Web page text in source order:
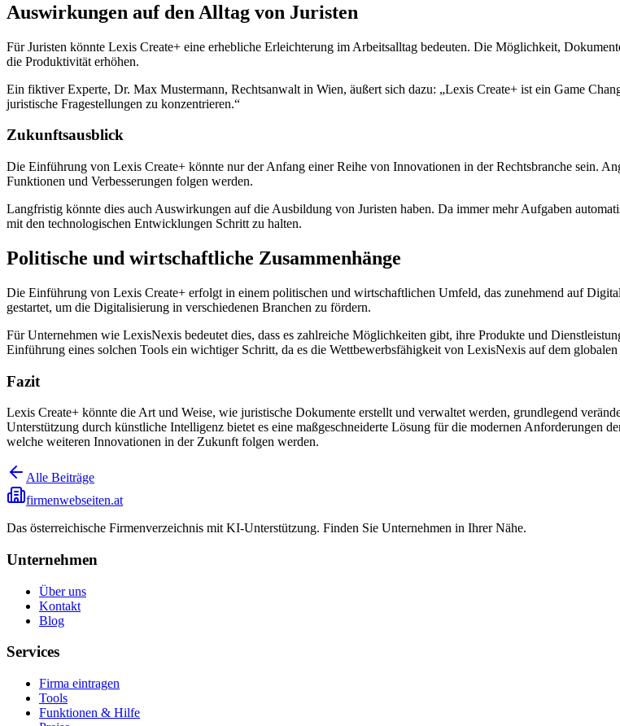
Auswirkungen auf den Alltag von Juristen
Für Juristen könnte Lexis Create+ eine erhebliche Erleichterung im Arbeitsalltag bedeuten. Die Möglichkeit,
die Produktivität erhöhen.
Ein fiktiver Experte, Dr. Max Mustermann, Rechtsanwalt in Wien, äußert sich dazu: „Lexis Create+ ist ein Game
juristische Fragestellungen zu konzentrieren.“
Zukunftsausblick
Die Einführung von Lexis Create+ könnte nur der Anfang einer Reihe von Innovationen in der Rechtsbranche sein.
Funktionen und Verbesserungen folgen werden.
Langfristig könnte dies auch Auswirkungen auf die Ausbildung von Juristen haben. Da immer mehr Aufgaben
mit den technologischen Entwicklungen Schritt zu halten.
Politische und wirtschaftliche Zusammenhänge
Die Einführung von Lexis Create+ erfolgt in einem politischen und wirtschaftlichen Umfeld, das zunehmend auf
gestartet, um die Digitalisierung in verschiedenen Branchen zu fördern.
Für Unternehmen wie LexisNexis bedeutet dies, dass es zahlreiche Möglichkeiten gibt, ihre Produkte und
Einführung eines solchen Tools ein wichtiger Schritt, da es die Wettbewerbsfähigkeit von LexisNexis auf dem
Fazit
Lexis Create+ könnte die Art und Weise, wie juristische Dokumente erstellt und verwaltet werden, grundlegend
Unterstützung durch künstliche Intelligenz bietet es eine maßgeschneiderte Lösung für die modernen Anforderungen
welche weiteren Innovationen in der Zukunft folgen werden.
Alle Beiträge
firmenwebseiten.at
Das österreichische Firmenverzeichnis mit KI-Unterstützung. Finden Sie Unternehmen in Ihrer Nähe.
Unternehmen
Über uns
Kontakt
Blog
Services
Firma eintragen
Tools
Funktionen & Hilfe